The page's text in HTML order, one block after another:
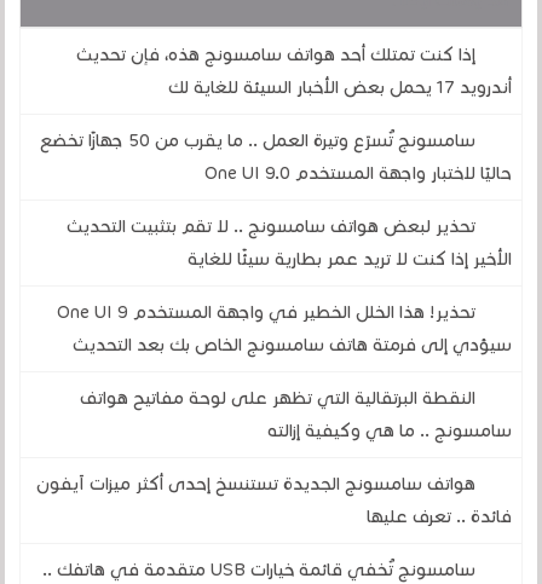
إذا كنت تمتلك أحد هواتف سامسونج هذه، فإن تحديث
أندرويد 17 يحمل بعض الأخبار السيئة للغاية لك
سامسونج تُسرّع وتيرة العمل .. ما يقرب من 50 جهازًا تخضع
حاليًا لاختبار واجهة المستخدم One UI 9.0
تحذير لبعض هواتف سامسونج .. لا تقم بتثبيت التحديث
الأخير إذا كنت لا تريد عمر بطارية سيئًا للغاية
تحذير! هذا الخلل الخطير في واجهة المستخدم One UI 9
سيؤدي إلى فرمتة هاتف سامسونج الخاص بك بعد التحديث
النقطة البرتقالية التي تظهر على لوحة مفاتيح هواتف
سامسونج .. ما هي وكيفية إزالته
هواتف سامسونج الجديدة تستنسخ إحدى أكثر ميزات آيفون
فائدة .. تعرف عليها
سامسونج تُخفي قائمة خيارات USB متقدمة في هاتفك ..